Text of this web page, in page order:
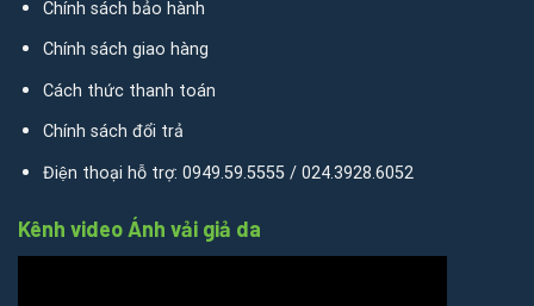
Chính sách bảo hành
Chính sách giao hàng
Cách thức thanh toán
Chính sách đổi trả
Điện thoại hỗ trợ: 0949.59.5555 / 024.3928.6052
Kênh video Ánh vải giả da